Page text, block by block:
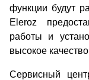
функции будут
Eleroz
работы и
высокое
Сервисный